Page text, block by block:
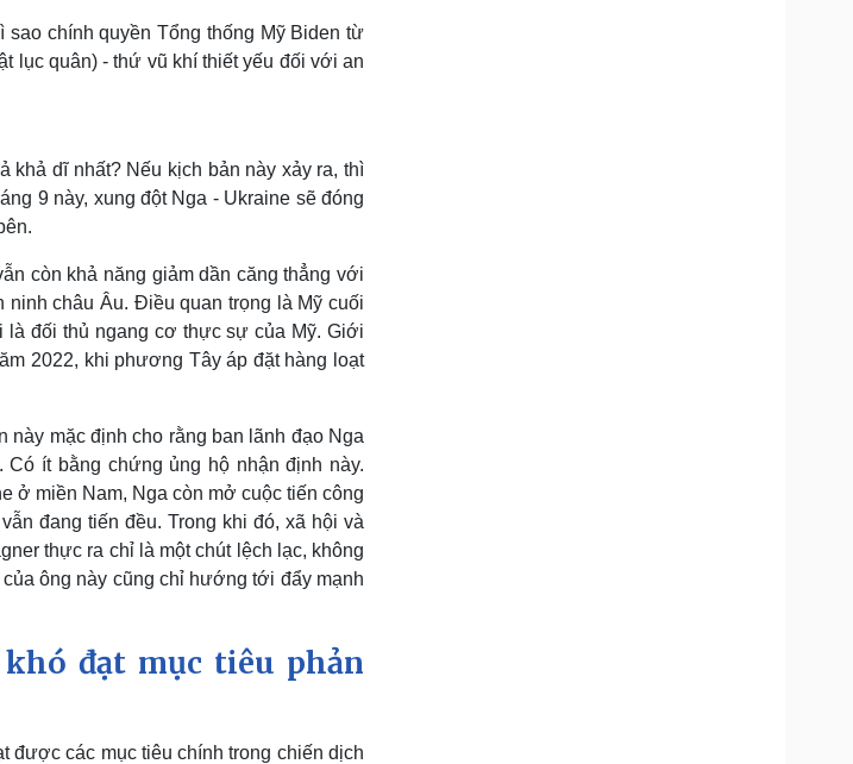
chính quyền Tổng thống Mỹ Biden từ
lục quân) - thứ vũ khí thiết yếu đối với an
khả dĩ nhất? Nếu kịch bản này xảy ra, thì
9 này, xung đột Nga - Ukraine sẽ đóng
còn khả năng giảm dần căng thẳng với
châu Âu. Điều quan trọng là Mỹ cuối
là đối thủ ngang cơ thực sự của Mỹ. Giới
2022, khi phương Tây áp đặt hàng loạt
này mặc định cho rằng ban lãnh đạo Nga
ít bằng chứng ủng hộ nhận định này.
ở miền Nam, Nga còn mở cuộc tiến công
đang tiến đều. Trong khi đó, xã hội và
thực ra chỉ là một chút lệch lạc, không
ông này cũng chỉ hướng tới đẩy mạnh
đạt mục tiêu phản
được các mục tiêu chính trong chiến dịch